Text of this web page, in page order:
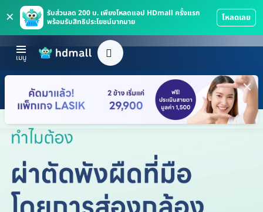
×
รับส่วนลด 200 บ. เพียงโหลดแอป HDmall ครั้งแรก
พร้อมรับสิทธิประโยชน์มากมาย
โหลดเลย